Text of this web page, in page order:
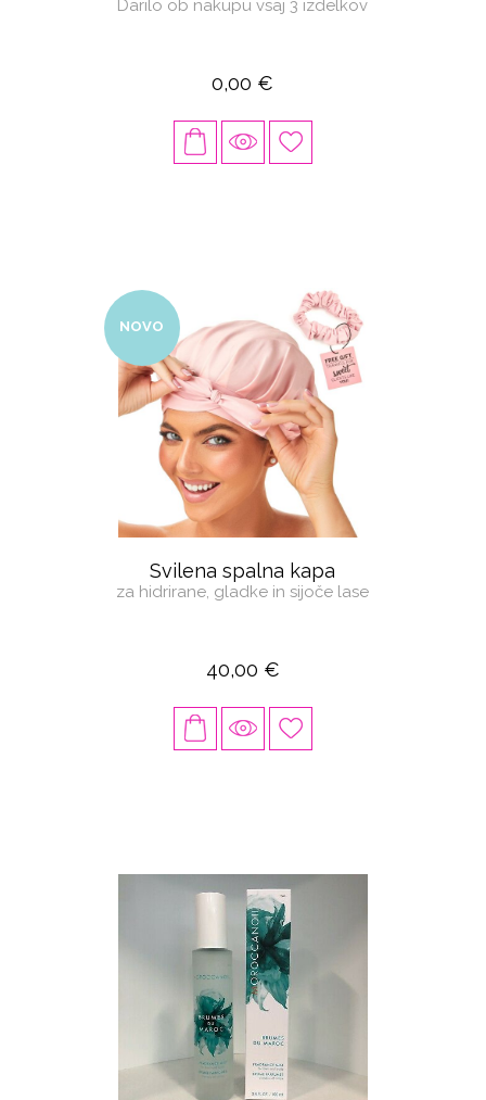
Darilo ob nakupu vsaj 3 izdelkov
0,00 €
NOVO
Svilena spalna kapa
za hidrirane, gladke in sijoče lase
40,00 €